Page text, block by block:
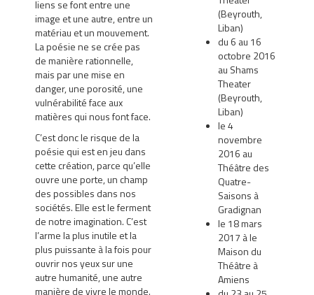
liens se font entre une
image et une autre, entre un
matériau et un mouvement.
La poésie ne se crée pas
de manière rationnelle,
mais par une mise en
danger, une porosité, une
vulnérabilité face aux
matières qui nous font face.
C’est donc le risque de la
poésie qui est en jeu dans
cette création, parce qu’elle
ouvre une porte, un champ
des possibles dans nos
sociétés. Elle est le ferment
de notre imagination. C’est
l’arme la plus inutile et la
plus puissante à la fois pour
ouvrir nos yeux sur une
autre humanité, une autre
manière de vivre le monde.
(Beyrouth,
Liban)
du 6 au 16
octobre 2016
au Shams
Theater
(Beyrouth,
Liban)
le 4
novembre
2016 au
Théâtre des
Quatre-
Saisons à
Gradignan
le 18 mars
2017 à le
Maison du
Théâtre à
Amiens